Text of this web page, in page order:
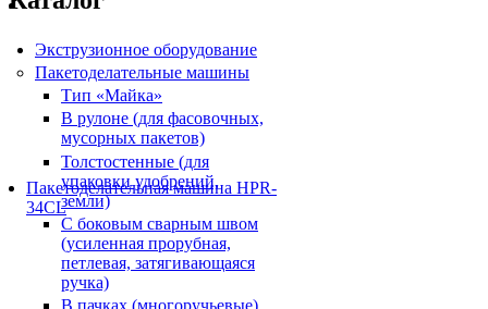
Пакетоделательная машина HPR-
34CL
Экструзионное оборудование
Пакетоделательные машины
Тип «Майка»
В рулоне (для фасовочных,
мусорных пакетов)
Толстостенные (для
упаковки удобрений,
земли)
С боковым сварным швом
(усиленная прорубная,
петлевая, затягивающаяся
ручка)
В пачках (многоручьевые)